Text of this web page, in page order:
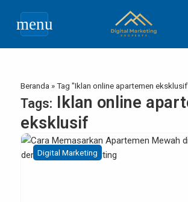
menu
Beranda »Tag "Iklan online apartemen
Tags: Iklan online
eksklusif
Digital Marketing